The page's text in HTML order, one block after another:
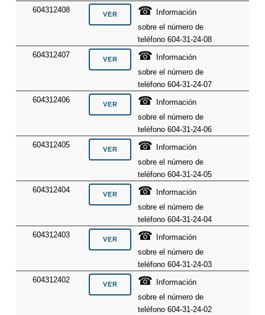
604312408
☎
Información
sobre el número de
teléfono 604-31-24-08
604312407
☎
Información
sobre el número de
teléfono 604-31-24-07
604312406
☎
Información
sobre el número de
teléfono 604-31-24-06
604312405
☎
Información
sobre el número de
teléfono 604-31-24-05
604312404
☎
Información
sobre el número de
teléfono 604-31-24-04
604312403
☎
Información
sobre el número de
teléfono 604-31-24-03
604312402
☎
Información
sobre el número de
teléfono 604-31-24-02